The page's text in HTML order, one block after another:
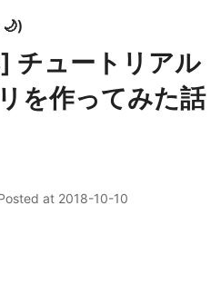
)
チュートリアル
を作ってみた話
at 2018-10-10